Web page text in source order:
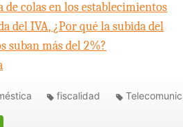
de colas en los establecimientos
delIVA, ¿Por qué la subida del
suban más del 2%?
fiscalidad